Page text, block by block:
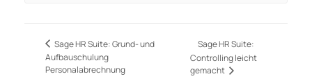
Sage HR Suite: Grund- und
Aufbauschulung
Personalabrechnung
Sage HR Suite:
Controlling leicht
gemacht